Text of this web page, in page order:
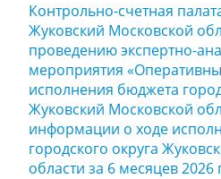
Контрольно-счетная
Жуковский Московской
проведению экспертно-
мероприятия
исполнения бюджета
Жуковский Московской
информации о ходе
городского округа
области за 6 месяцев 2026